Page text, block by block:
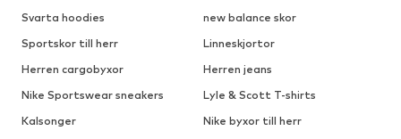
Svarta hoodies
new balance skor
Sportskor till herr
Linneskjortor
Herren cargobyxor
Herren jeans
Nike Sportswear sneakers
Lyle & Scott T-shirts
Kalsonger
Nike byxor till herr